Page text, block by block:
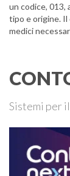
un codice, 013,
tipo e origine.
medici
Sistemi per